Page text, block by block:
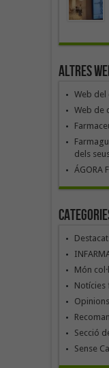
Altres
Web del
Web de
dels
ÁGORA
Món
Notícies
Secció
Sense